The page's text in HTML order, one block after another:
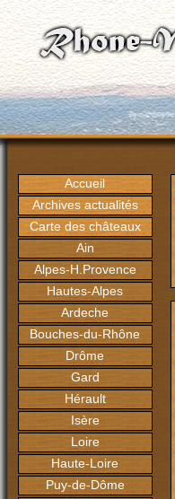
Accueil
Archives actualités
Carte des châteaux
Ain
Alpes-H.Provence
Hautes-Alpes
Ardeche
Bouches-du-Rhône
Drôme
Gard
Hérault
Isère
Loire
Haute-Loire
Puy-de-Dôme